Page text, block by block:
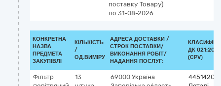
поставку Товару)
по 31-08-2026
КОНКРЕТНА
НАЗВА
ПРЕДМЕТА
ЗАКУПІВЛІ
КІЛЬКІСТЬ
/
ОД.ВИМІРУ
АДРЕСА ДОСТАВКИ /
СТРОК ПОСТАВКИ/
ВИКОНАННЯ РОБІТ/
НАДАННЯ ПОСЛУГ:
ДК 021:2015
(CPV)
Фільтр
13
69000 Україна